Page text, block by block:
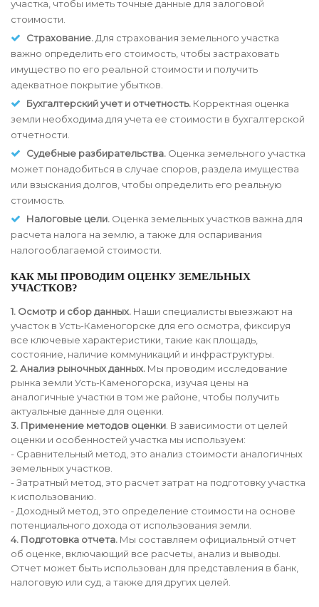
участка, чтобы иметь точные данные для залоговой
стоимости.
Страхование.Для страхования земельного участка
важно определить его стоимость, чтобы застраховать
имущество по его реальной стоимости и получить
адекватное покрытие убытков.
Бухгалтерский учет и отчетность. Корректная оценка
земли необходима для учета ее стоимости в бухгалтерской
отчетности.
Судебные разбирательства. Оценка земельного участка
может понадобиться в случае споров, раздела имущества
или взыскания долгов, чтобы определить его реальную
стоимость.
Налоговые цели. Оценка земельных участков важна для
расчета налога на землю, а также для оспаривания
налогооблагаемой стоимости.
КАК МЫ ПРОВОДИМ ОЦЕНКУ ЗЕМЕЛЬНЫХ
УЧАСТКОВ?
1. Осмотр и сбор данных. Наши специалисты выезжают на
участок в Усть-Каменогорске для его осмотра, фиксируя
все ключевые характеристики, такие как площадь,
состояние, наличие коммуникаций и инфраструктуры.
2. Анализ рыночных данных. Мы проводим исследование
рынка земли Усть-Каменогорска, изучая цены на
аналогичные участки в том же районе, чтобы получить
актуальные данные для оценки.
3. Применение методов оценки. В зависимости от целей
оценки и особенностей участка мы используем:
- Сравнительный метод, это анализ стоимости аналогичных
земельных участков.
- Затратный метод, это расчет затрат на подготовку участка
к использованию.
- Доходный метод, это определение стоимости на основе
потенциального дохода от использования земли.
4. Подготовка отчета. Мы составляем официальный отчет
об оценке, включающий все расчеты, анализ и выводы.
Отчет может быть использован для представления в банк,
налоговую или суд, а также для других целей.